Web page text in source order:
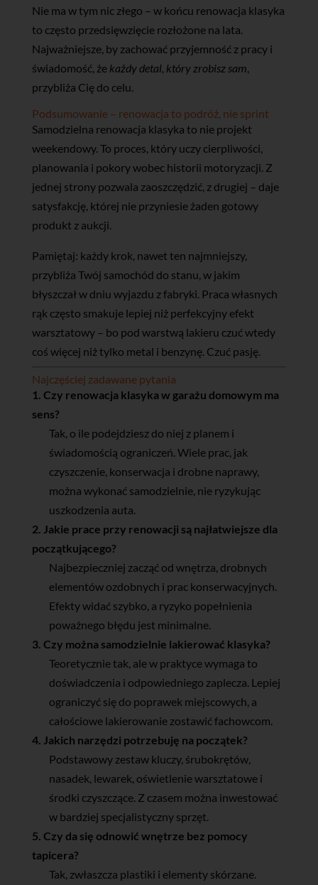
Nie ma w tym nic złego – w końcu renowacja klasyka
to często przedsięwzięcie rozłożone na lata.
Najważniejsze, by zachować przyjemność z pracy i
świadomość, że każdy detal, który zrobisz sam
przybliża Cię do celu.
Podsumowanie – renowacja to podróż, nie sprint
Samodzielna renowacja klasyka to nie projekt
weekendowy. To proces, który uczy cierpliwości,
planowania i pokory wobec historii motoryzacji. Z
jednej strony pozwala zaoszczędzić, z drugiej – daje
satysfakcję, której nie przyniesie żaden gotowy
produkt z aukcji.
Pamiętaj: każdy krok, nawet ten najmniejszy,
przybliża Twój samochód do stanu, w jakim
błyszczał w dniu wyjazdu z fabryki. Praca własnych
rąk często smakuje lepiej niż perfekcyjny efekt
warsztatowy – bo pod warstwą lakieru czuć wtedy
coś więcej niż tylko metal i benzynę. Czuć pasję.
Najczęściej zadawane pytania
1. Czy renowacja klasyka w garażu domowym ma
sens?
Tak, o ile podejdziesz do niej z planem i
świadomością ograniczeń. Wiele prac, jak
czyszczenie, konserwacja i drobne naprawy,
można wykonać samodzielnie, nie ryzykując
uszkodzenia auta.
2. Jakie prace przy renowacji są najłatwiejsze dla
początkującego?
Najbezpieczniej zacząć od wnętrza, drobnych
elementów ozdobnych i prac konserwacyjnych.
Efekty widać szybko, a ryzyko popełnienia
poważnego błędu jest minimalne.
3. Czy można samodzielnie lakierować klasyka?
Teoretycznie tak, ale w praktyce wymaga to
doświadczenia i odpowiedniego zaplecza. Lepiej
ograniczyć się do poprawek miejscowych, a
całościowe lakierowanie zostawić fachowcom.
4. Jakich narzędzi potrzebuję na początek?
Podstawowy zestaw kluczy, śrubokrętów,
nasadek, lewarek, oświetlenie warsztatowe i
środki czyszczące. Z czasem można inwestować
w bardziej specjalistyczny sprzęt.
5. Czy da się odnowić wnętrze bez pomocy
tapicera?
Tak, zwłaszcza plastiki i elementy skórzane.